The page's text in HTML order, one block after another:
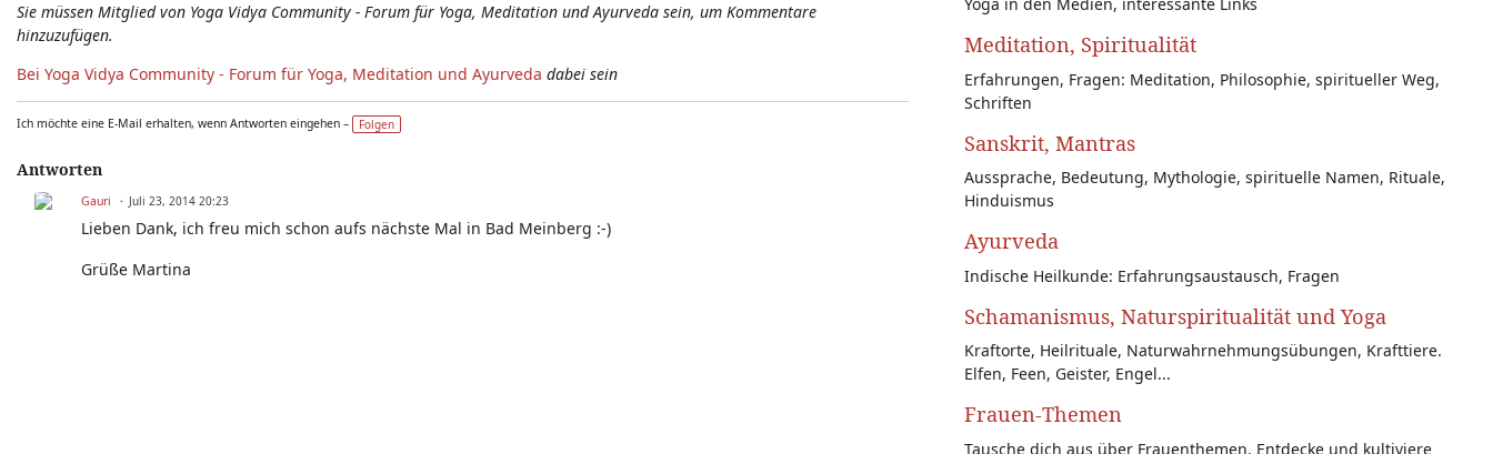
Sie müssen Mitglied von Yoga Vidya Community - Forum für Yoga, Meditation und Ayurveda sein, um Kommentare
hinzuzufügen.
Bei Yoga Vidya Community - Forum für Yoga, Meditation und Ayurveda dabei sein
Ich möchte eine E-Mail erhalten, wenn Antworten eingehen – Folgen
Antworten
Gauri Juli 23, 2014 20:23
Lieben Dank, ich freu mich schon aufs nächste Mal in Bad Meinberg :-)
Grüße Martina
Meditation, Spiritualität
Erfahrungen, Fragen: Meditation, Philosophie, spiritueller Weg,
Schriften
Sanskrit, Mantras
Aussprache, Bedeutung, Mythologie, spirituelle Namen, Rituale,
Hinduismus
Ayurveda
Indische Heilkunde: Erfahrungsaustausch, Fragen
Schamanismus, Naturspiritualität und Yoga
Kraftorte, Heilrituale, Naturwahrnehmungsübungen, Krafttiere.
Elfen, Feen, Geister, Engel...
Frauen-Themen
Tausche dich aus über Frauenthemen. Entdecke und kultiviere